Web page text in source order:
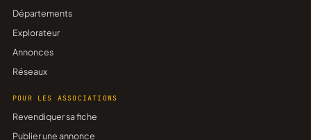
Départements
Explorateur
Annonces
Réseaux
POUR LES ASSOCIATIONS
Revendiquer sa fiche
Publier une annonce